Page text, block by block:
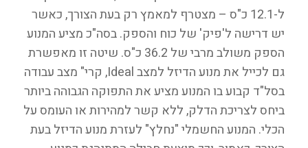
ל-12.1 כ"ס – מצטרף למאמץ רק בעת הצורך, כאשר
יש דרישה ל'פיק' של כוח והספק. בסה"כ מציע המנוע
הספק משולב מרבי של 36.2 כ"ס. שיטה זו מאפשרת
גם לכייל את מנוע הדיזל למצב Ideal, קרי" מצב עבודה
בסל"ד קבוע בו המנוע מציע את התפוקה הגבוהה ביותר
ביחס לצריכת הדלק, ללא קשר למהירות או העומס על
הכלי. המנוע החשמלי "נחלץ" לעזרת מנוע הדיזל בעת